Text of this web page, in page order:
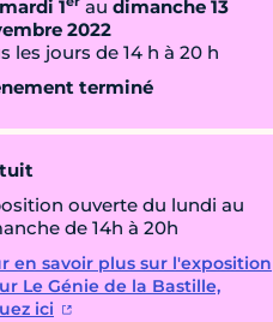
mardi 1 au dimanche 13
2022
les jours de 14 h à 20 h
terminé
ouverte du lundi au
de 14h à 20h
en savoir plus sur l'exposition
Le Génie de la Bastille,
ici